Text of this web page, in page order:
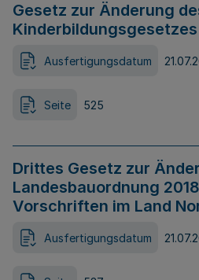
Gesetz zur Änderung
Kinderbildungsgesetzes
Ausfertigungsdatum
Seite 525
Drittes Gesetz zur
Landesbauordnung
Vorschriften im Land
Ausfertigungsdatum